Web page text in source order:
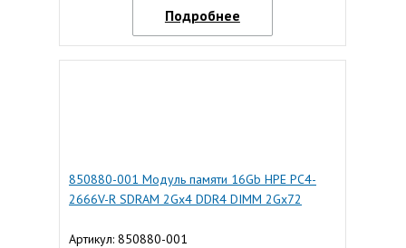
Подробнее
850880-001 Модуль памяти 16Gb HPE PC4-
2666V-R SDRAM 2Gx4 DDR4 DIMM 2Gx72
Артикул: 850880-001